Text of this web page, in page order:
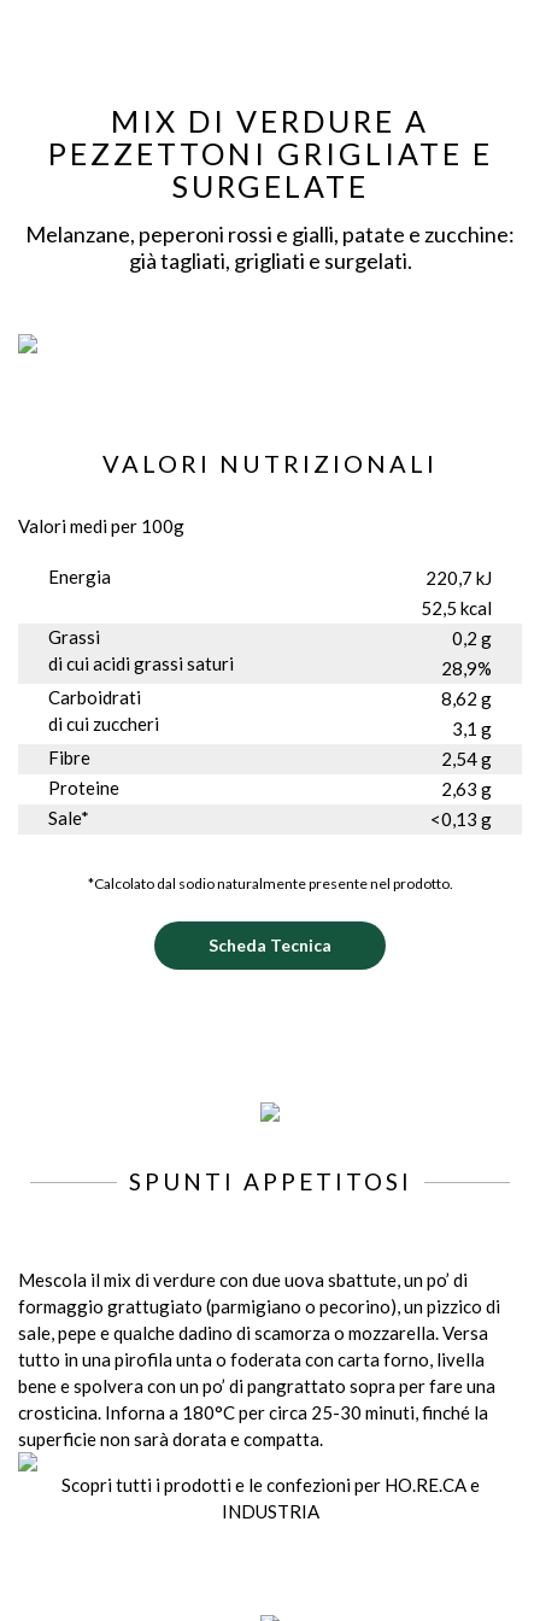
MIX DI VERDURE A
PEZZETTONI GRIGLIATE E
SURGELATE
Melanzane, peperoni rossi e gialli, patate e zucchine:
già tagliati, grigliati e surgelati.
VALORI NUTRIZIONALI
Valori medi per 100g
Energia
220,7 kJ
52,5 kcal
Grassi
di cui acidi grassi saturi
0,2 g
28,9%
Carboidrati
di cui zuccheri
8,62 g
3,1 g
Fibre
2,54 g
Proteine
2,63 g
Sale*
<0,13 g
*Calcolato dal sodio naturalmente presente nel prodotto.
Scheda Tecnica
SPUNTI APPETITOSI
Mescola il mix di verdure con due uova sbattute, un po’ di
formaggio grattugiato (parmigiano o pecorino), un pizzico di
sale, pepe e qualche dadino di scamorza o mozzarella. Versa
tutto in una pirofila unta o foderata con carta forno, livella
bene e spolvera con un po’ di pangrattato sopra per fare una
crosticina. Inforna a 180°C per circa 25-30 minuti, finché la
superficie non sarà dorata e compatta.
Scopri tutti i prodotti e le confezioni per HO.RE.CA e
INDUSTRIA